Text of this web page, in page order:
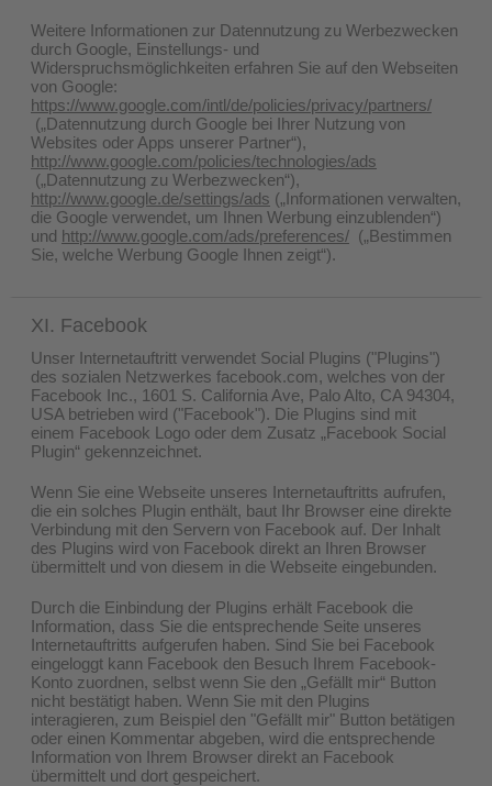
Weitere Informationen zur Datennutzung zu Werbezwecken
durch Google, Einstellungs- und
Widerspruchsmöglichkeiten erfahren Sie auf den Webseiten
von Google:
https://www.google.com/intl/de/policies/privacy/partners/
(„Datennutzung durch Google bei Ihrer Nutzung von
Websites oder Apps unserer Partner“),
http://www.google.com/policies/technologies/ads
(„Datennutzung zu Werbezwecken“),
http://www.google.de/settings/ads („Informationen verwalten,
die Google verwendet, um Ihnen Werbung einzublenden“)
und http://www.google.com/ads/preferences/ („Bestimmen
Sie, welche Werbung Google Ihnen zeigt“).
XI. Facebook
Unser Internetauftritt verwendet Social Plugins ("Plugins")
des sozialen Netzwerkes facebook.com, welches von der
Facebook Inc., 1601 S. California Ave, Palo Alto, CA 94304,
USA betrieben wird ("Facebook"). Die Plugins sind mit
einem Facebook Logo oder dem Zusatz „Facebook Social
Plugin“ gekennzeichnet.
Wenn Sie eine Webseite unseres Internetauftritts aufrufen,
die ein solches Plugin enthält, baut Ihr Browser eine direkte
Verbindung mit den Servern von Facebook auf. Der Inhalt
des Plugins wird von Facebook direkt an Ihren Browser
übermittelt und von diesem in die Webseite eingebunden.
Durch die Einbindung der Plugins erhält Facebook die
Information, dass Sie die entsprechende Seite unseres
Internetauftritts aufgerufen haben. Sind Sie bei Facebook
eingeloggt kann Facebook den Besuch Ihrem Facebook-
Konto zuordnen, selbst wenn Sie den „Gefällt mir“ Button
nicht bestätigt haben. Wenn Sie mit den Plugins
interagieren, zum Beispiel den "Gefällt mir" Button betätigen
oder einen Kommentar abgeben, wird die entsprechende
Information von Ihrem Browser direkt an Facebook
übermittelt und dort gespeichert.